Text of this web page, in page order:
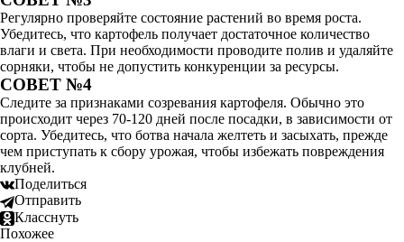
Регулярно проверяйте состояние растений во время роста.
Убедитесь, что картофель получает достаточное количество
влаги и света. При необходимости проводите полив и удаляйте
сорняки, чтобы не допустить конкуренции за ресурсы.
СОВЕТ №4
Следите за признаками созревания картофеля. Обычно это
происходит через 70-120 дней после посадки, в зависимости от
сорта. Убедитесь, что ботва начала желтеть и засыхать, прежде
чем приступать к сбору урожая, чтобы избежать повреждения
клубней.
Поделиться
Отправить
Класснуть
Похожее